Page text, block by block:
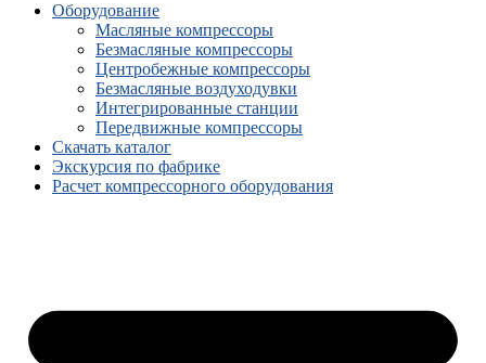
Оборудование
Масляные компрессоры
Безмасляные компрессоры
Центробежные компрессоры
Безмасляные воздуходувки
Интегрированные станции
Передвижные компрессоры
Скачать каталог
Экскурсия по фабрике
Расчет компрессорного оборудования